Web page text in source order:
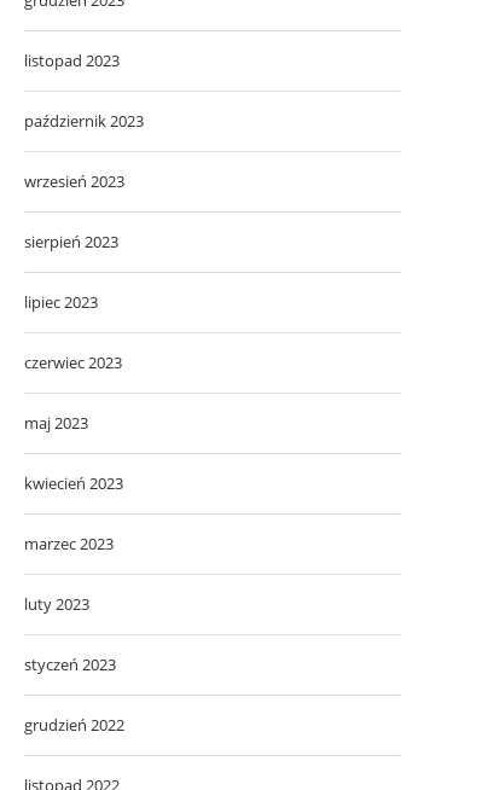
listopad 2023
październik 2023
wrzesień 2023
sierpień 2023
lipiec 2023
czerwiec 2023
maj 2023
kwiecień 2023
marzec 2023
luty 2023
styczeń 2023
grudzień 2022
listopad 2022